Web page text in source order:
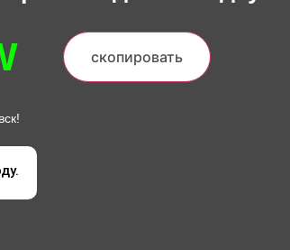
скопировать